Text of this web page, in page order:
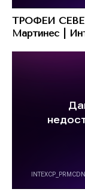
ТРОФЕИ
Мартинес |